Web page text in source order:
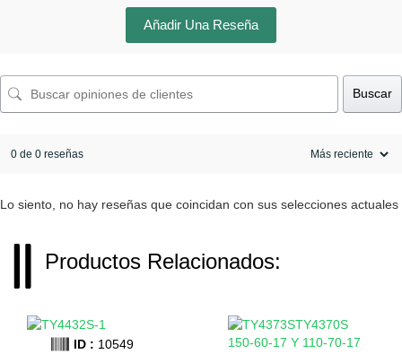
Añadir Una Reseña
Buscar
0 de 0 reseñas
Lo siento, no hay reseñas que coincidan con sus selecciones actuales
Productos Relacionados:
ID : 10549